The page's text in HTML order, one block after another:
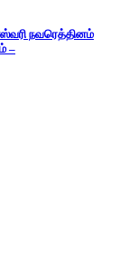
நவரெத்தினம்
–